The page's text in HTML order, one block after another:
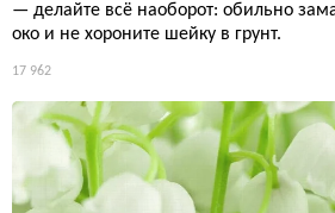
— делайте всё наоборот: обильно
око и не хороните шейку в грунт.
17 962